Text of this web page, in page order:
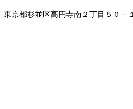
東京都杉並区高円寺南２丁目５０－